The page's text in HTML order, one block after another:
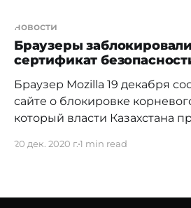
выводиться эскизы веб-
отформатированный текст.
будут группироваться и
как одна вкладка. Сам
новости
Браузеры
сертификат
Браузер Mozilla 19 декабря
сайте о блокировке
который власти Казахстана
проходили учения
иностранным сайтам и
20 дек. 2020 г.1 min read